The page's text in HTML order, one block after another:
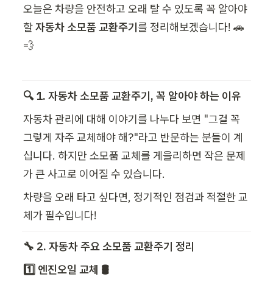
오늘은 차량을 안전하고 오래 탈 수 있도록 꼭 알아야
할 자동차 소모품 교환주기를 정리해보겠습니다! 🚗
💨
🔍 1. 자동차 소모품 교환주기, 꼭 알아야 하는 이유
자동차 관리에 대해 이야기를 나누다 보면 "그걸 꼭
그렇게 자주 교체해야 해?"라고 반문하는 분들이 계
십니다. 하지만 소모품 교체를 게을리하면 작은 문제
가 큰 사고로 이어질 수 있습니다.
차량을 오래 타고 싶다면, 정기적인 점검과 적절한 교
체가 필수입니다!
🔧 2. 자동차 주요 소모품 교환주기 정리
1️⃣ 엔진오일 교체 🛢️